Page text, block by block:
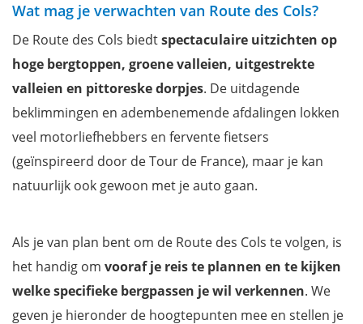
Wat mag je verwachten van Route des Cols?
De Route des Cols biedtspectaculaire uitzichten op
hoge bergtoppen, groene valleien, uitgestrekte
valleien en pittoreske dorpjes. De uitdagende
beklimmingen en adembenemende afdalingen lokken
veel motorliefhebbers en fervente fietsers
(geïnspireerd door de Tour de France), maar je kan
natuurlijk ook gewoon met je auto gaan.
Als je van plan bent om de Route des Cols te volgen, is
het handig om vooraf je reis te plannen en te kijken
welke specifieke bergpassen je wil verkennen. We
geven je hieronder de hoogtepunten mee en stellen je